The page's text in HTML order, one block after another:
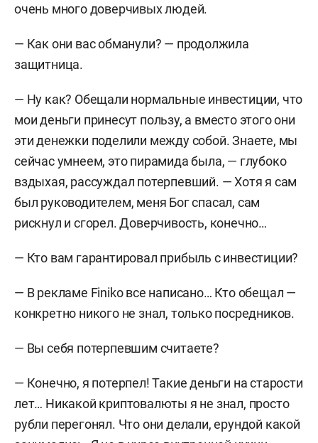
очень много доверчивых людей.
— Как они вас обманули? — продолжила
защитница.
— Ну как? Обещали нормальные инвестиции, что
мои деньги принесут пользу, а вместо этого они
эти денежки поделили между собой. Знаете, мы
сейчас умнеем, это пирамида была, — глубоко
вздыхая, рассуждал потерпевший. — Хотя я сам
был руководителем, меня Бог спасал, сам
рискнул и сгорел. Доверчивость, конечно…
— Кто вам гарантировал прибыль с инвестиции?
— В рекламе Finiko все написано… Кто обещал —
конкретно никого не знал, только посредников.
— Вы себя потерпевшим считаете?
— Конечно, я потерпел! Такие деньги на старости
лет… Никакой криптовалюты я не знал, просто
рубли перегонял. Что они делали, ерундой какой